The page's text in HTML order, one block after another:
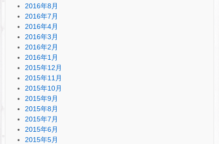
2016年8月
2016年7月
2016年4月
2016年3月
2016年2月
2016年1月
2015年12月
2015年11月
2015年10月
2015年9月
2015年8月
2015年7月
2015年6月
2015年5月